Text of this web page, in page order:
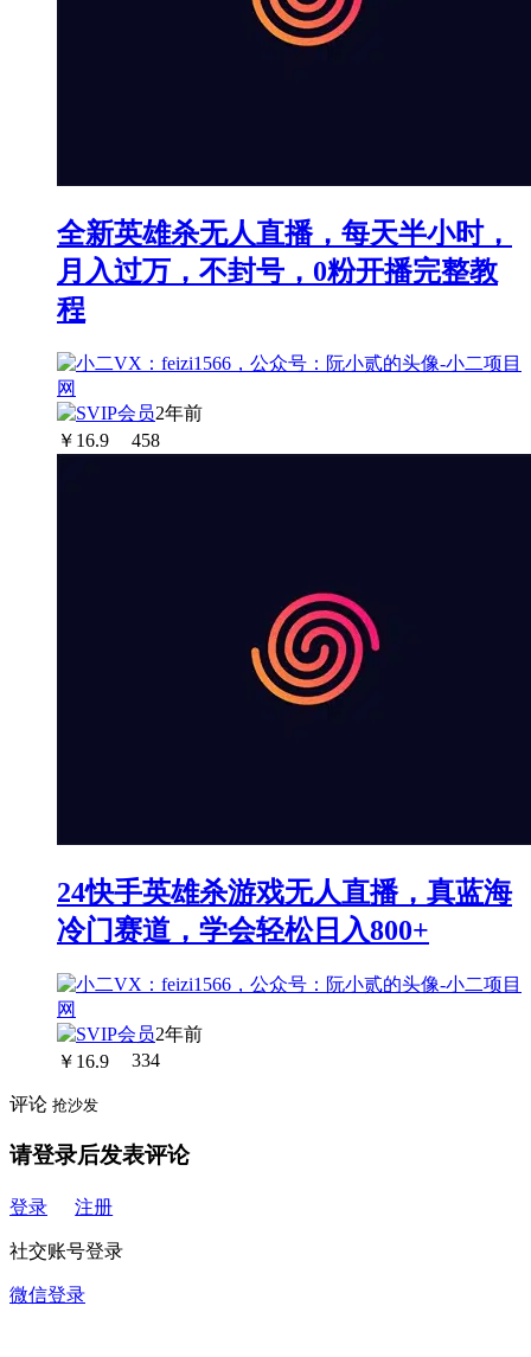
全新英雄杀无人直播，每天半小时，
月入过万，不封号，0粉开播完整教
程
2年前
￥ 16.9 458
24快手英雄杀游戏无人直播，真蓝海
冷门赛道，学会轻松日入800+
2年前
￥ 16.9 334
评论 抢沙发
请登录后发表评论
登录 注册
社交账号登录
微信登录